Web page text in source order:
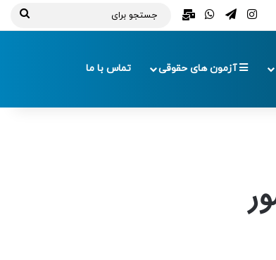
اینستاگرام
تلگرامواتس آپ
ایمیل
آزمون های حقوقی تماس با ما